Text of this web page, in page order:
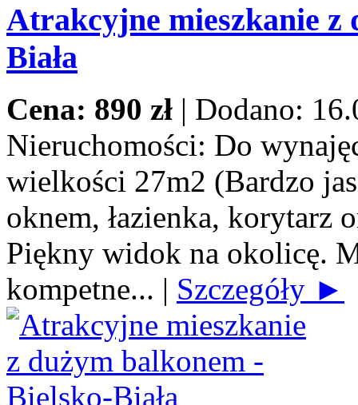
Atrakcyjne mieszkanie z
Biała
Cena: 890 zł | Dodano:
Nieruchomości: Do
wielkości 27m2 (Bardzo
oknem, łazienka, korytarz
Piękny widok na okolicę.
kompetne... | Szczegóły ►